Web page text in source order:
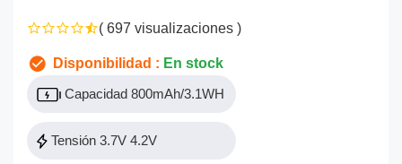
( 697 visualizaciones )
Disponibilidad : En stock
Capacidad 800mAh/3.1WH
Tensión 3.7V 4.2V